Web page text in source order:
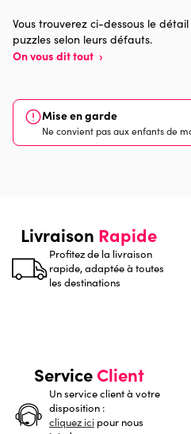
Dimensions
Vous trouverez ci-dessous le
puzzles selon leurs défauts.
On vous dit tout ›
Mise en garde
Ne convient pas aux enfants de
Livraison Rapide
Profitez de la livraison
rapide, adaptée à toutes
les destinations
ServiceClient
Un service client à votre
disposition :
cliquez ici pour nous